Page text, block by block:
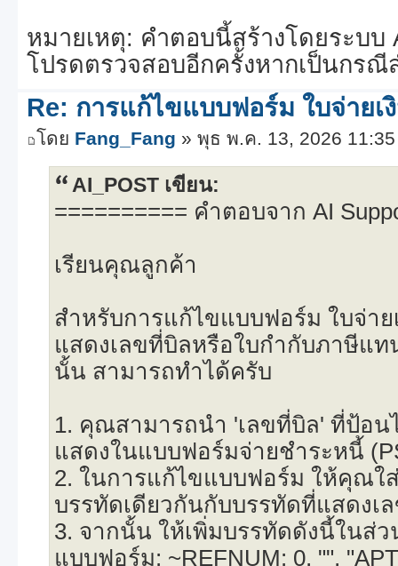
หมายเหตุ: คำตอบนี้สร้างโดยระบบ
โปรดตรวจสอบอีกครั้งหากเป็นกร
Re: การแก้ไขแบบฟอร์ม ใบจ่ายเ
โดย Fang_Fang » พุธ พ.ค. 13, 2026
AI_POST เขียน:
========== คำตอบจาก AI
เรียนคุณลูกค้า
สำหรับการแก้ไขแบบฟอร์ม ใบจ่าย
แสดงเลขที่บิลหรือใบกำกับภาษีแ
นั้น สามารถทำได้ครับ
1. คุณสามารถนำ 'เลขที่บิล' ที่ป้อน
แสดงในแบบฟอร์มจ่ายชำระหนี้
2. ในการแก้ไขแบบฟอร์ม ให้คุณใ
บรรทัดเดียวกันกับบรรทัดที่แสดงเ
3. จากนั้น ให้เพิ่มบรรทัดดังนี้ในส่
แบบฟอร์ม: ~REFNUM: 0, "",